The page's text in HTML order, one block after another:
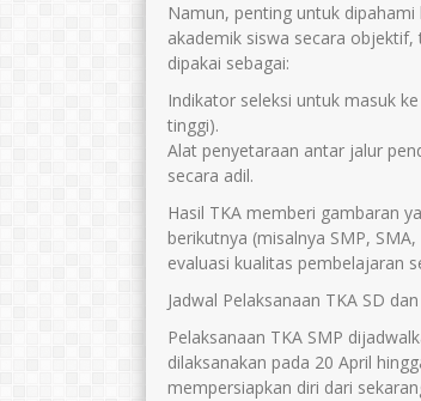
Namun, penting untuk
akademik siswa secara
dipakai sebagai:
Indikator seleksi untuk masuk
tinggi).
Alat penyetaraan antar jalur
secara adil.
Hasil TKA memberi gambaran
berikutnya (misalnya SMP,
evaluasi kualitas pembelajaran
Jadwal Pelaksanaan TKA SD
Pelaksanaan TKA SMP
dilaksanakan pada 20 April
mempersiapkan diri dari
NOBI BUDIMAN, S.Pd
Wakasek Saspras
Guru IPA